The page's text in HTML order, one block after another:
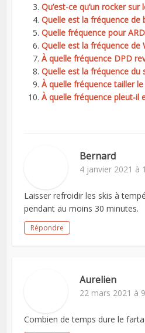
Qu’est-ce qu’un rocker sur
Quelle est la fréquence de
Quelle fréquence pour
Quelle est la fréquence de
À quelle fréquence DPD
Quelle est la fréquence du
À quelle fréquence tailler
À quelle fréquence pleut-il
Bernard
4 janvier 2021 à
Laisser refroidir les skis à
pendant au moins 30 minutes.
Répondre
Aurelien
22 mars 2021 à
Combien de temps dure le